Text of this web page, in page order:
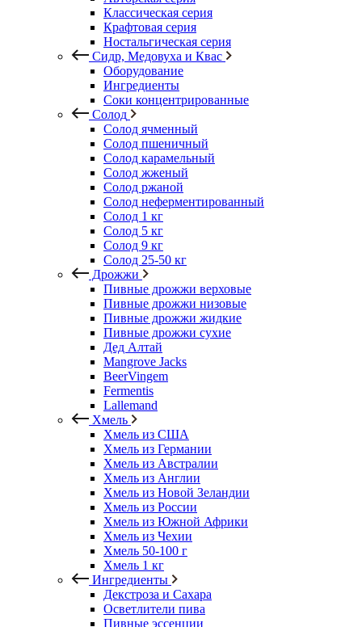
Классическая серия
Крафтовая серия
Ностальгическая серия
Сидр, Медовуха и Квас
Оборудование
Ингредиенты
Соки концентрированные
Солод
Солод ячменный
Солод пшеничный
Солод карамельный
Солод жженый
Солод ржаной
Солод неферментированный
Солод 1 кг
Солод 5 кг
Солод 9 кг
Солод 25-50 кг
Дрожжи
Пивные дрожжи верховые
Пивные дрожжи низовые
Пивные дрожжи жидкие
Пивные дрожжи сухие
Дед Алтай
Mangrove Jacks
BeerVingem
Fermentis
Lallemand
Хмель
Хмель из США
Хмель из Германии
Хмель из Австралии
Хмель из Англии
Хмель из Новой Зеландии
Хмель из России
Хмель из Южной Африки
Хмель из Чехии
Хмель 50-100 г
Хмель 1 кг
Ингредиенты
Декстроза и Сахара
Осветлители пива
Пивные эссенции